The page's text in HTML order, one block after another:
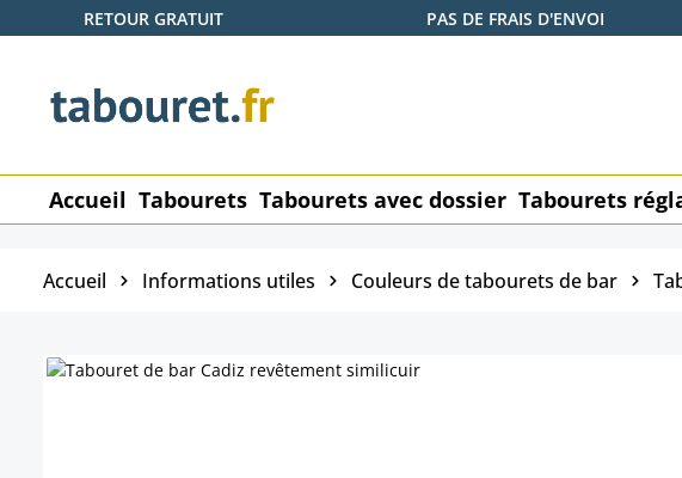
au contenu principal
Passer à la recherche
Passer à la navigation principale
RETOUR GRATUIT PAS DE FRAIS D'ENVOI
Accueil Tabourets Tabourets avec dossier Tabourets
Accueil Informations utiles Couleurs de tabourets de bar